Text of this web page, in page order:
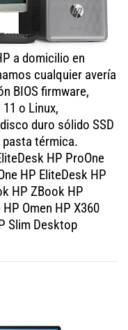
a domicilio en
cualquier avería
BIOS firmware,
o Linux,
duro sólido SSD
térmica.
HP ProOne
HP EliteDesk HP
HP ZBook HP
Omen HP X360
Slim Desktop